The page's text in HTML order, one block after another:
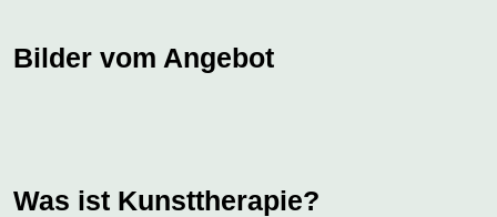
Bilder vom Angebot
Was ist Kunsttherapie?